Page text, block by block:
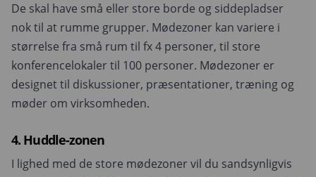
De skal have små eller store borde og siddepladser
nok til at rumme grupper. Mødezoner kan variere i
størrelse fra små rum til fx 4 personer, til store
konferencelokaler til 100 personer. Mødezoner er
designet til diskussioner, præsentationer, træning og
møder om virksomheden.
4. Huddle-zonen
I lighed med de store mødezoner vil du sandsynligvis